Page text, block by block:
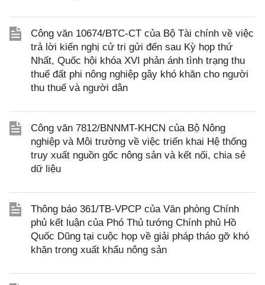
Công văn 10674/BTC-CT của Bộ Tài chính về việc
trả lời kiến nghị cử tri gửi đến sau Kỳ họp thứ
Nhất, Quốc hội khóa XVI phản ánh tình trạng thu
thuế đất phi nông nghiệp gây khó khăn cho người
thu thuế và người dân
Công văn 7812/BNNMT-KHCN của Bộ Nông
nghiệp và Môi trường về việc triển khai Hệ thống
truy xuất nguồn gốc nông sản và kết nối, chia sẻ
dữ liệu
Thông báo 361/TB-VPCP của Văn phòng Chính
phủ kết luận của Phó Thủ tướng Chính phủ Hồ
Quốc Dũng tại cuộc họp về giải pháp tháo gỡ khó
khăn trong xuất khẩu nông sản